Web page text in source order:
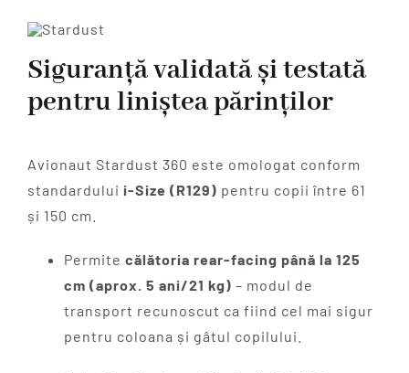
Siguranță validată și testată
pentru liniștea părinților
Avionaut Stardust 360 este omologat conform
standardului i-Size (R129) pentru copii între 61
și 150 cm.
Permite călătoria rear-facing până la 125
cm (aprox. 5 ani/21 kg) – modul de
transport recunoscut ca fiind cel mai sigur
pentru coloana și gâtul copilului.